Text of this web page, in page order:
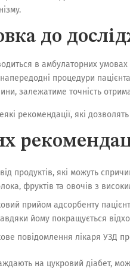
до
в амбулаторних
процедури
залежатиме точність
рекомендації, які
продуктів, які можуть
фруктів та овочів з
прийом адсорбенту
йому покращується
повідомлення лікаря УЗД
на цукровий діабет,